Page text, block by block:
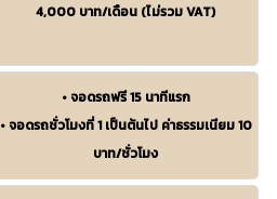
4,000 บาท/เดือน (ไม่รวม VAT)
• จอดรถฟรี 15 นาทีแรก
• จอดรถชั่วโมงที่ 1 เป็นต้นไป ค่าธรรมเนียม 10
บาท/ชั่วโมง